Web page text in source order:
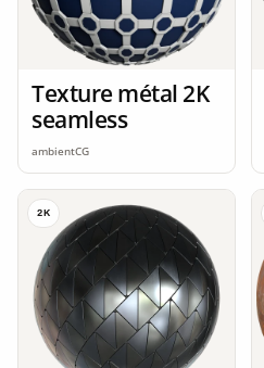
Texture métal 2K
seamless
ambientCG
2K